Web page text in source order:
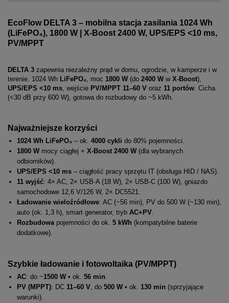
EcoFlow DELTA 3 – mobilna stacja zasilania 1024 Wh
(LiFePO₄), 1800 W | X-Boost 2400 W, UPS/EPS <10 ms,
PV/MPPT
DELTA 3 zapewnia niezależny prąd w domu, ogrodzie, w kamperze i w
terenie. 1024 Wh LiFePO₄, moc 1800 W (do 2400 W w X-Boost),
UPS/EPS <10 ms, wejście PV/MPPT 11–60 V oraz 11 portów. Cicha
(<30 dB przy 600 W), gotowa do rozbudowy do ~5 kWh.
Najważniejsze korzyści
1024 Wh LiFePO₄ – ok. 4000 cykli do 80% pojemności.
1800 W mocy ciągłej + X-Boost 2400 W (dla wybranych
odbiorników).
UPS/EPS <10 ms – ciągłość pracy sprzętu IT (obsługa HID / NAS).
11 wyjść: 4× AC, 2× USB-A (18 W), 2× USB-C (100 W), gniazdo
samochodowe 12,6 V/126 W, 2× DC5521.
Ładowanie wieloźródłowe: AC (~56 min), PV do 500 W (~130 min),
auto (ok. 1,3 h), smart generator, tryb AC+PV.
Rozbudowapojemności do ok. 5 kWh (kompatybilne baterie
dodatkowe).
Szybkie ładowanie i fotowoltaika (PV/MPPT)
AC: do ~1500 W • ok. 56 min.
PV (MPPT): DC 11–60 V, do 500 W • ok. 130 min (sprzyjające
warunki).